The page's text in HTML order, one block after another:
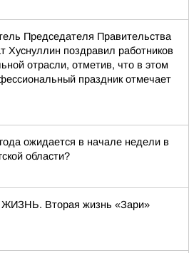
Председателя Правительства
Хуснуллин поздравил работников
отрасли, отметив, что в этом
праздник отмечает
ожидается в начале недели в
области?
Вторая жизнь «Зари»